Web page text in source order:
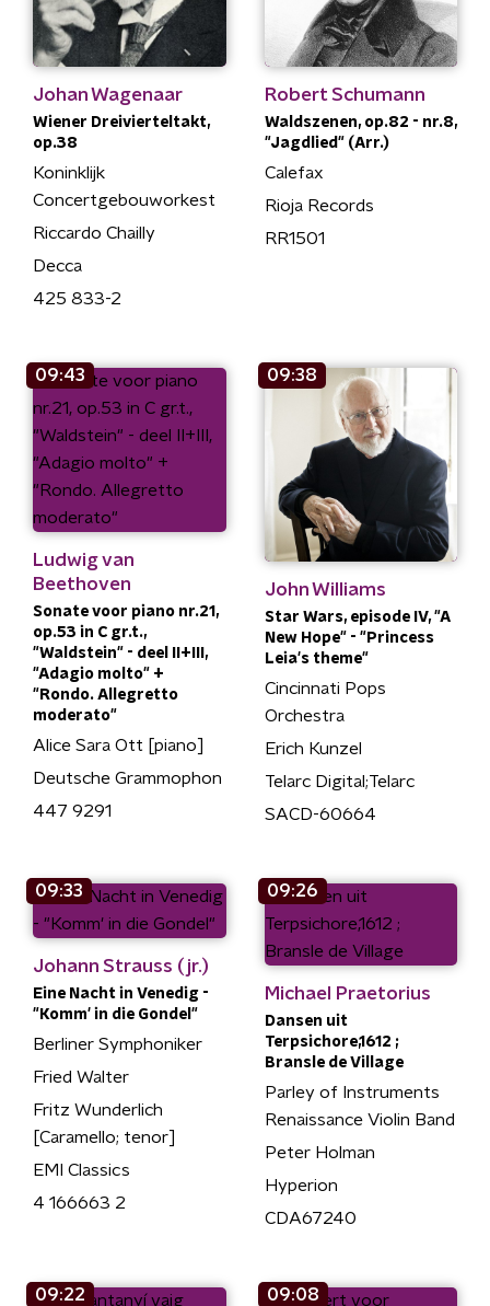
Johan Wagenaar
Wiener Dreivierteltakt,
op.38
Koninklijk
Concertgebouworkest
Riccardo Chailly
Decca
425 833-2
Robert Schumann
Waldszenen, op.82 - nr.8,
"Jagdlied" (Arr.)
Calefax
Rioja Records
RR1501
09:43
Ludwig van
Beethoven
Sonate voor piano nr.21,
op.53 in C gr.t.,
"Waldstein" - deel II+III,
"Adagio molto" +
"Rondo. Allegretto
moderato"
Alice Sara Ott [piano]
Deutsche Grammophon
447 9291
09:38
John Williams
Star Wars, episode IV, "A
New Hope" - "Princess
Leia's theme"
Cincinnati Pops
Orchestra
Erich Kunzel
Telarc Digital;Telarc
SACD-60664
09:33
Johann Strauss (jr.)
Eine Nacht in Venedig -
"Komm' in die Gondel"
Berliner Symphoniker
Fried Walter
Fritz Wunderlich
[Caramello; tenor]
EMI Classics
4 166663 2
09:26
Michael Praetorius
Dansen uit
Terpsichore,1612 ;
Bransle de Village
Parley of Instruments
Renaissance Violin Band
Peter Holman
Hyperion
CDA67240
09:22 09:08